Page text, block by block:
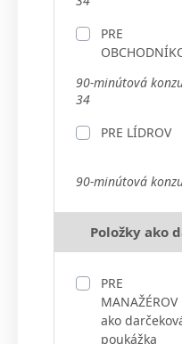
PRE
90-minútová
34
PRE LÍDROV
90-minútová
Položky ako
PRE
MANAŽÉROV
ako
poukážka